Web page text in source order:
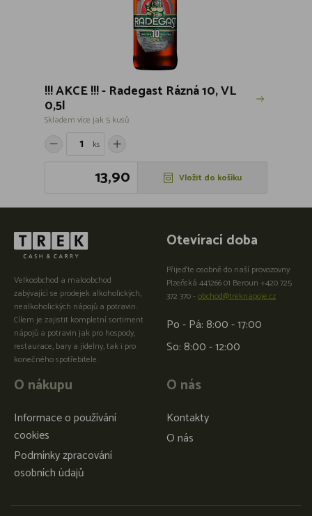
!!! AKCE !!! - Radegast Rázná 10, VL
0,5l
Skladem více jak 5 kusů
ks
13,90 Vložit do košíku
Velkoobchod a maloobchod
zabývající se prodejek alkoholických,
nealkoholických nápojů a potravin.
Cílem je zajistit kompletní sortiment
nápojů a potravin jak pro hospody,
restaurace, bary a jídelny, tak i pro
konečného spotřebitele.
O nákupu
Informace o používání
cookies
Podmínky zpracování
osobních údajů
O nás
Kontakty
O nás
Otevírací doba
Přijeďte osobně do naší provozovny:
Plzeňská 441266 01 Beroun +420 725
372 370 -obchod@treknapoje.cz
Po - Pá: 8:00 - 17:00
So: 8:00 - 12:00